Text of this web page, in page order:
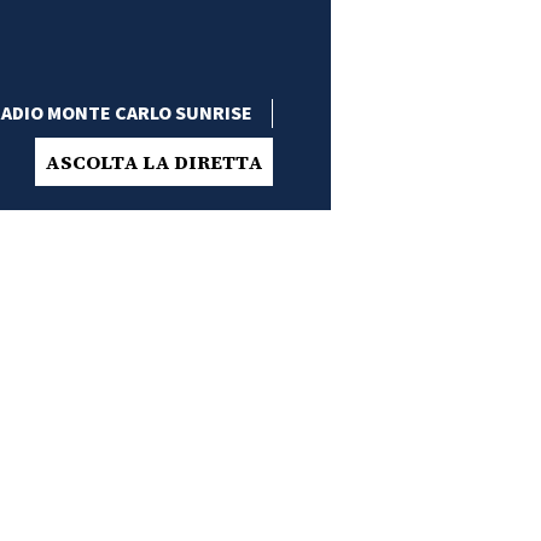
MONTE CARLO SUNRISE
ASCOLTA LA DIRETTA